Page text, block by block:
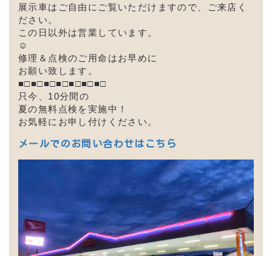
展示車はご自由にご覧いただけますので、ご来店く
ださい。
この日以外は営業しています。
☺
修理＆点検のご用命はお早めに
お願い致します。
■□■□■□■□■□■□■□
只今、10分間の
夏の無料点検を実施中！
お気軽にお申し付けください。
メールでのお問い合わせはこちら